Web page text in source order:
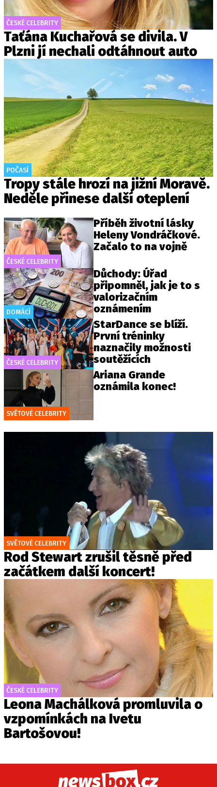
ČESKÉ CELEBRITY
Taťána Kuchařová se divila. V
Plzni jí nechali odtáhnout auto
POČASÍ
Tropy stále hrozí na jižní Moravě.
Neděle přinese další oteplení
ČESKÉ CELEBRITY
Příběh životní lásky
Heleny Vondráčkové.
Začalo to na vojně
DOMÁCÍ
Důchody: Úřad
připomněl, jak je to s
valorizačním
oznámením
ČESKÉ CELEBRITY
StarDance se blíží.
První tréninky
naznačily možnosti
soutěžících
SVĚTOVÉ CELEBRITY
Ariana Grande
oznámila konec!
SVĚTOVÉ CELEBRITY
Rod Stewart zrušil těsně před
začátkem další koncert!
ČESKÉ CELEBRITY
Leona Machálková promluvila o
vzpomínkách na Ivetu
Bartošovou!